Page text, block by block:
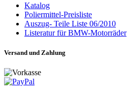
Katalog
Poliermittel-Preisliste
Auszug- Teile Liste 06/2010
Listeratur für BMW-Motorräder
Versand und Zahlung